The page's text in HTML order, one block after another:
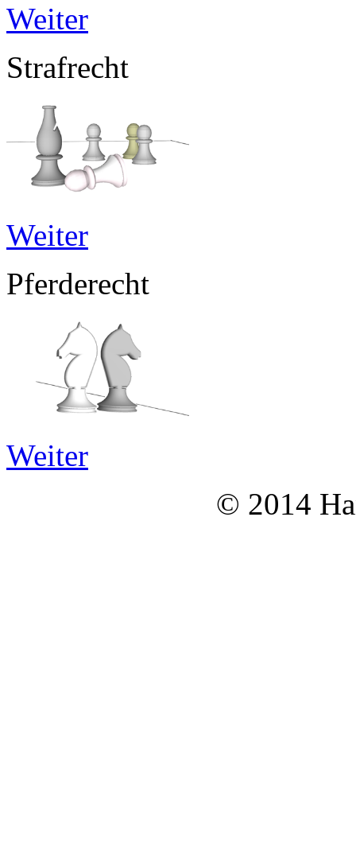
Weiter
Strafrecht
Weiter
Pferderecht
Weiter
© 2014